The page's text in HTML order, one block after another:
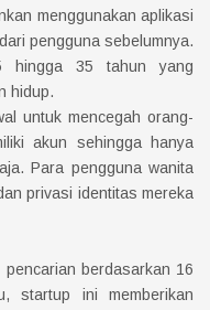
menggunakan aplikasi
pengguna sebelumnya.
hingga 35 tahun yang
hidup.
untuk mencegah orang-
akun sehingga hanya
Para pengguna wanita
privasi identitas mereka
berdasarkan 16
startup ini memberikan